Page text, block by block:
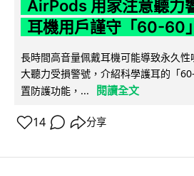
AirPods 用家注意聽力
耳機用戶謹守「60-60
長時間高音量佩戴耳機可能導致永久
大聽力受損警號，介紹科學護耳的「
置防護功能，...
閱讀全文
14 分享